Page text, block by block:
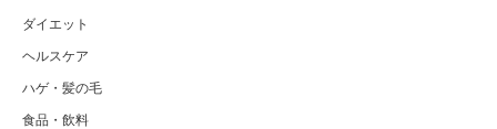
ダイエット
ヘルスケア
ハゲ・髪の毛
食品・飲料